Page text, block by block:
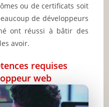
ou de certificats soit
de développeurs
ont réussi à bâtir des
avoir.
requises
web